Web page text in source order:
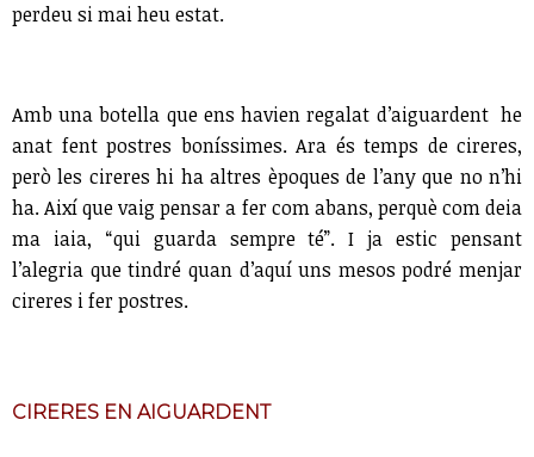
perdeu si mai heu estat.
Amb una botella que ens havien regalat d’aiguardent he
anat fent postres boníssimes. Ara és temps de cireres,
però les cireres hi ha altres èpoques de l’any que no n’hi
ha. Així que vaig pensar a fer com abans, perquè com deia
ma iaia, “qui guarda sempre té”. I ja estic pensant
l’alegria que tindré quan d’aquí uns mesos podré menjar
cireres i fer postres.
CIRERES EN AIGUARDENT